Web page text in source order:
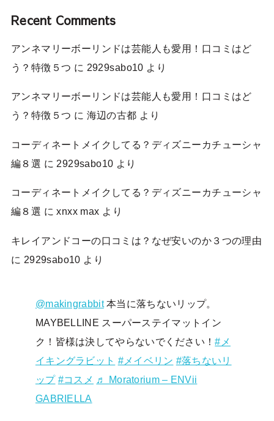
Recent Comments
アンネマリーボーリンドは芸能人も愛用！口コミはど
う？特徴５つ に 2929sabo10 より
アンネマリーボーリンドは芸能人も愛用！口コミはど
う？特徴５つ に 海辺の古都 より
コーディネートメイクしてる？ディズニーカチューシャ
編８選 に 2929sabo10 より
コーディネートメイクしてる？ディズニーカチューシャ
編８選 にxnxx max より
キレイアンドコーの口コミは？なぜ安いのか３つの理由
に 2929sabo10 より
@makingrabbit本当に落ちないリップ。
MAYBELLINE スーパーステイマットイン
ク！皆様は決してやらないでください！#メ
イキングラビット #メイベリン #落ちないリ
ップ #コスメ ♬ Moratorium – ENVii
GABRIELLA